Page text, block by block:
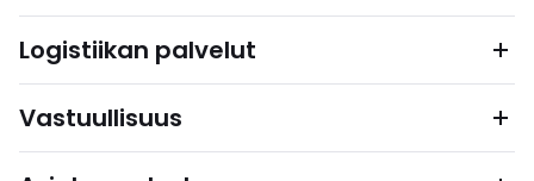
Logistiikan palvelut
Vastuullisuus